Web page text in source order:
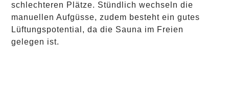
schlechteren Plätze. Stündlich wechseln die
manuellen Aufgüsse, zudem besteht ein gutes
Lüftungspotential, da die Sauna im Freien
gelegen ist.